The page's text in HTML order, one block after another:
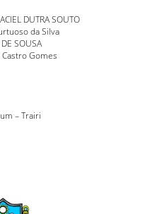
DUTRA SOUTO
da Silva
SOUSA
Castro Gomes
– Trairi